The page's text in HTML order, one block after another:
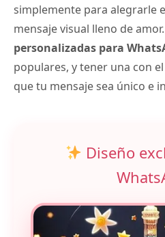
simplemente para alegrarle
mensaje visual lleno de
personalizadas para
populares, y tener una con
que tu mensaje sea único e
Diseño